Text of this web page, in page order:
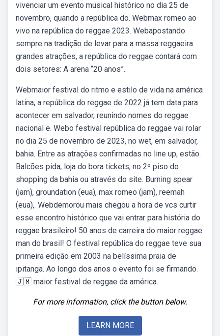
vivenciar um evento musical histórico no dia 25 de
novembro, quando a república do. Webmax romeo ao
vivo na república do reggae 2023. Webapostando
sempre na tradição de levar para a massa reggaeira
grandes atrações, a república do reggae contará com
dois setores: A arena “20 anos”.
Webmaior festival do ritmo e estilo de vida na américa
latina, a república do reggae de 2022 já tem data para
acontecer em salvador, reunindo nomes do reggae
nacional e. Webo festival república do reggae vai rolar
no dia 25 de novembro de 2023, no wet, em salvador,
bahia. Entre as atrações confirmadas no line up, estão.
Balcões pida, loja do bora tickets, no 2º piso do
shopping da bahia ou através do site. Burning spear
(jam), groundation (eua), max romeo (jam), reemah
(eua),. Webdemorou mais chegou a hora de vcs curtir
esse encontro histórico que vai entrar para história do
reggae brasileiro! 50 anos de carreira do maior reggae
man do brasil! O festival república do reggae teve sua
primeira edição em 2003 na belíssima praia de
ipitanga. Ao longo dos anos o evento foi se firmando.
🇯🇲 maior festival de reggae da américa.
For more information, click the button below.
LEARN MORE